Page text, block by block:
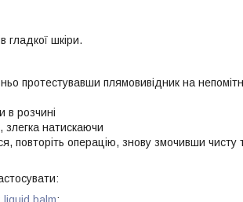
гладкої шкіри.
протестувавши плямовивідник на
в розчині
злегка натискаючи
повторіть операцію, знову змочивши чисту